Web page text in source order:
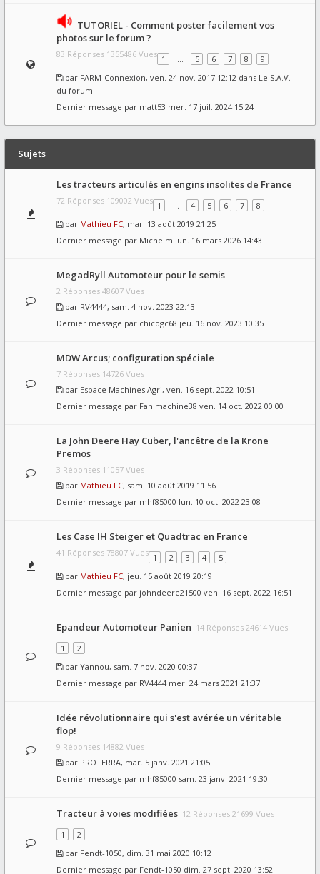
TUTORIEL - Comment poster facilement vos
photos sur le forum ?
83 Réponses 1355486 Vues 1 … 5 6 7 8
9
par FARM-Connexion, ven. 24 nov. 2017 12:12 dans Le S.A.V.
du forum
Dernier message par matt53 mer. 17 juil. 2024 15:24
Sujets
Les tracteurs articulés en engins insolites de France
72 Réponses 109002 Vues 1 … 4 5 6 7
8
par Mathieu FC, mar. 13 août 2019 21:25
Dernier message par Michelm lun. 16 mars 2026 14:43
MegadRyll Automoteur pour le semis
2 Réponses 48607 Vues
par RV4444, sam. 4 nov. 2023 22:13
Dernier message par chicogc68 jeu. 16 nov. 2023 10:35
MDW Arcus; configuration spéciale
7 Réponses 14726 Vues
par Espace Machines Agri, ven. 16 sept. 2022 10:51
Dernier message par Fan machine38 ven. 14 oct. 2022 00:00
La John Deere Hay Cuber, l'ancêtre de la Krone
Premos
3 Réponses 11057 Vues
par Mathieu FC, sam. 10 août 2019 11:56
Dernier message par mhf85000 lun. 10 oct. 2022 23:08
Les Case IH Steiger et Quadtrac en France
41 Réponses 78807 Vues 1 2 3 4
5
par Mathieu FC, jeu. 15 août 2019 20:19
Dernier message par johndeere21500 ven. 16 sept. 2022 16:51
Epandeur Automoteur Panien 14 Réponses 24614 Vues
1
2
par Yannou, sam. 7 nov. 2020 00:37
Dernier message par RV4444 mer. 24 mars 2021 21:37
Idée révolutionnaire qui s'est avérée un véritable
flop!
9 Réponses 14882 Vues
par PROTERRA, mar. 5 janv. 2021 21:05
Dernier message par mhf85000 sam. 23 janv. 2021 19:30
Tracteur à voies modifiées 12 Réponses 21699 Vues
1
2
par Fendt-1050, dim. 31 mai 2020 10:12
Dernier message par Fendt-1050 dim. 27 sept. 2020 13:52